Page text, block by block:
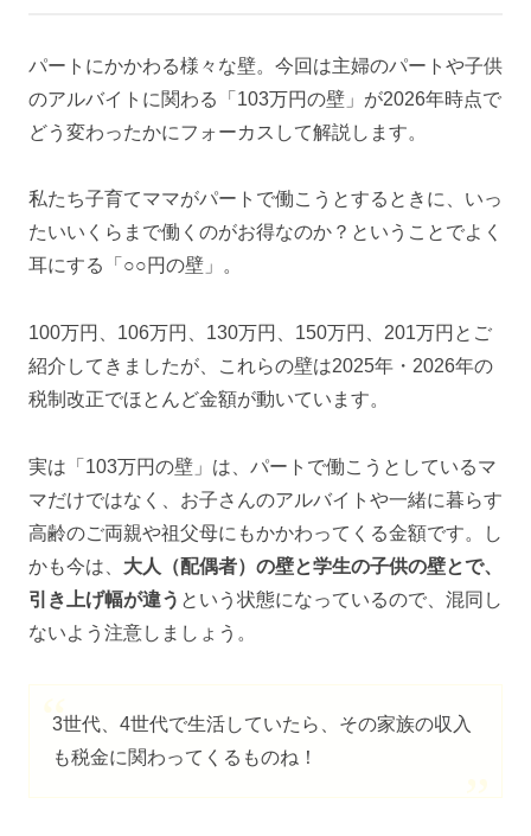
パートにかかわる様々な壁。今回は主婦のパートや子供
のアルバイトに関わる「103万円の壁」が2026年時点で
どう変わったかにフォーカスして解説します。
私たち子育てママがパートで働こうとするときに、いっ
たいいくらまで働くのがお得なのか？ということでよく
耳にする「○○円の壁」。
100万円、106万円、130万円、150万円、201万円とご
紹介してきましたが、これらの壁は2025年・2026年の
税制改正でほとんど金額が動いています。
実は「103万円の壁」は、パートで働こうとしているマ
マだけではなく、お子さんのアルバイトや一緒に暮らす
高齢のご両親や祖父母にもかかわってくる金額です。し
かも今は、 大人（配偶者）の壁と学生の子供の壁とで、
引き上げ幅が違う という状態になっているので、混同し
ないよう注意しましょう。
3世代、4世代で生活していたら、その家族の収入
も税金に関わってくるものね！